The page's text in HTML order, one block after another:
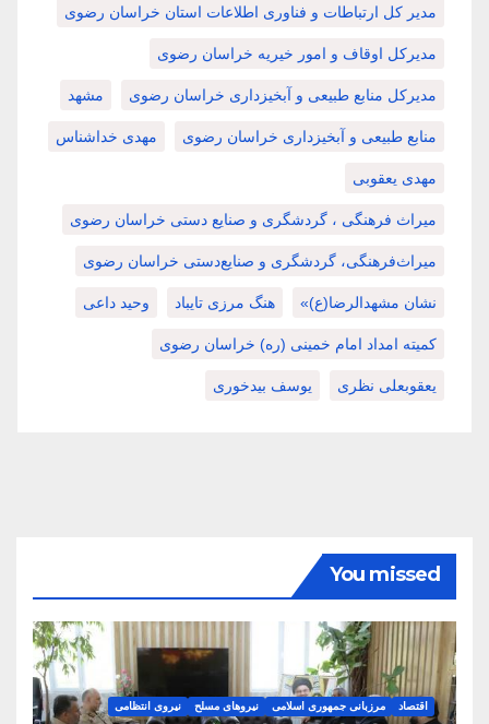
مدیر کل ارتباطات و فناوری اطلاعات استان خراسان رضوی
مدیرکل اوقاف و امور خیریه خراسان رضوی
مدیرکل منابع طبیعی و آبخیزداری خراسان رضوی مشهد
منابع طبیعی و آبخیزداری خراسان رضوی مهدی خداشناس
مهدی یعقوبی
میراث فرهنگی ، گردشگری و صنایع دستی خراسان رضوی
میراث‌فرهنگی، گردشگری و صنایع‌دستی خراسان رضوی
نشان مشهدالرضا(ع)» هنگ مرزی تایباد وحید داعی
کمیته امداد امام خمینی (ره) خراسان رضوی
یعقوبعلی نظری یوسف بیدخوری
You missed
اقتصاد مرزبانی جمهوری اسلامی نیروهای مسلح نیروی انتظامی